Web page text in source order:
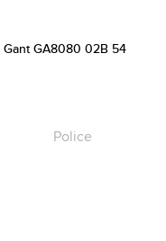
Gant GA8080 02B 54